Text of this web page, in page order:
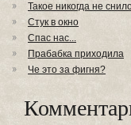
Такое никогда не
Стук в окно
Спас нас...
Прабабка приходила
Че это за фигня?